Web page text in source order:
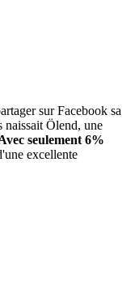
sur Facebook sa
naissait Ölend, une
seulement 6%
excellente